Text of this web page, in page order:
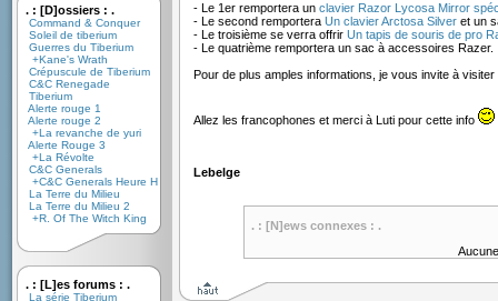
. : [D]ossiers : .
Command & Conquer
Soleil de tiberium
Guerres du Tiberium
+Kane's Wrath
Crépuscule de Tiberium
C&C Renegade
Tiberium
Alerte rouge 1
Alerte rouge 2
+La revanche de yuri
Alerte Rouge 3
+La Révolte
C&C Generals
+C&C Generals Heure H
La Terre du Milieu
La Terre du Milieu 2
+R. Of The Witch King
. : [L]es forums : .
La série Tiberium
- Le 1er remportera un clavier Razor Lycosa Mirror
- Le second remportera Un clavier Arctosa Silveret un
- Le troisième se verra offrir Un tapis de souris de pro
- Le quatrième remportera un sac à accessoires Razer.
Pour de plus amples informations, je vous invite à
Allez les francophones et merci à Luti pour cette info
Lebelge
. : [N]ews connexes : .